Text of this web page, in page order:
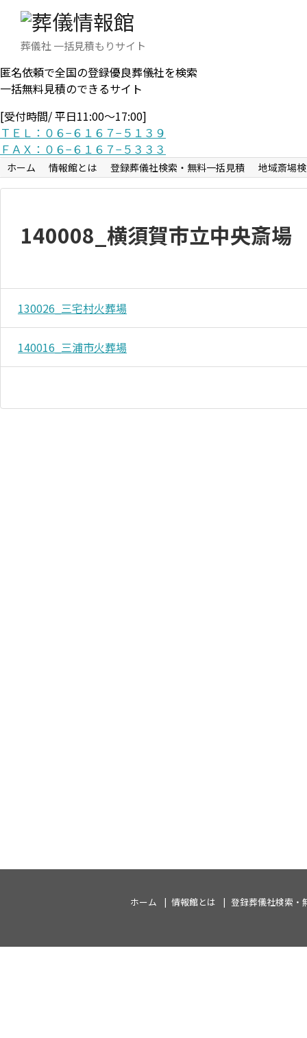
葬儀社 一括見積もりサイト
匿名依頼で全国の登録優良葬儀社を検索
一括無料見積のできるサイト
[受付時間/ 平日11:00〜17:00]
ＴＥＬ：０６−６１６７−５１３９
ＦＡＸ：０６−６１６７−５３３３
ホーム 情報館とは 登録葬儀社検索・無料一括見積 地域斎場
140008_横須賀市立中央斎場
130026_三宅村火葬場
140016_三浦市火葬場
ホーム 情報館とは 登録葬儀社検索・